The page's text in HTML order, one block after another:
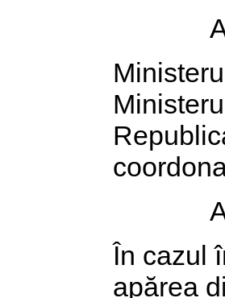
În cazul
apărea